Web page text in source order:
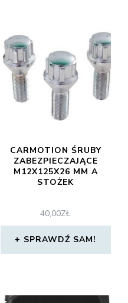
CARMOTION ŚRUBY
ZABEZPIECZAJĄCE
M12X125X26 MM A
STOŻEK
40,00ZŁ
SPRAWDŹ SAM!